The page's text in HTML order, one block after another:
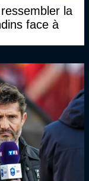
la
face à